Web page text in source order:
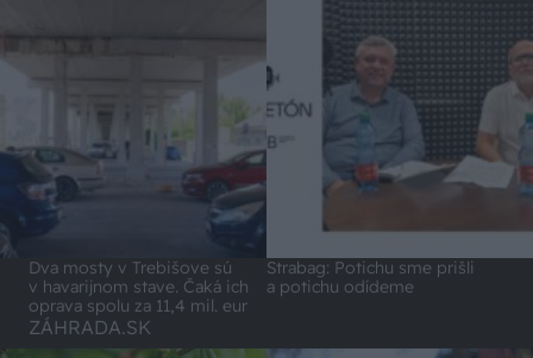
Dva mosty v Trebišove sú
v havarijnom stave. Čaká ich
oprava spolu za 11,4 mil. eur
Strabag: Potichu sme prišli
a potichu odídeme
ZÁHRADA.SK